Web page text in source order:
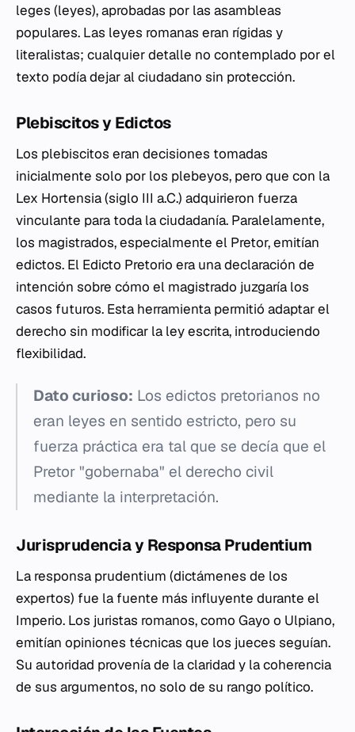
leges (leyes), aprobadas por las asambleas
populares. Las leyes romanas eran rígidas y
literalistas; cualquier detalle no contemplado por el
texto podía dejar al ciudadano sin protección.
Plebiscitos y Edictos
Los plebiscitos eran decisiones tomadas
inicialmente solo por los plebeyos, pero que con la
Lex Hortensia(siglo III a.C.) adquirieron fuerza
vinculante para toda la ciudadanía. Paralelamente,
los magistrados, especialmente el Pretor, emitían
edictos. El Edicto Pretorio era una declaración de
intención sobre cómo el magistrado juzgaría los
casos futuros. Esta herramienta permitió adaptar el
derecho sin modificar la ley escrita, introduciendo
flexibilidad.
Dato curioso: Los edictos pretorianos no
eran leyes en sentido estricto, pero su
fuerza práctica era tal que se decía que el
Pretor "gobernaba" el derecho civil
mediante la interpretación.
Jurisprudencia y Responsa Prudentium
La responsa prudentium (dictámenes de los
expertos) fue la fuente más influyente durante el
Imperio. Los juristas romanos, como Gayo o Ulpiano,
emitían opiniones técnicas que los jueces seguían.
Su autoridad provenía de la claridad y la coherencia
de sus argumentos, no solo de su rango político.